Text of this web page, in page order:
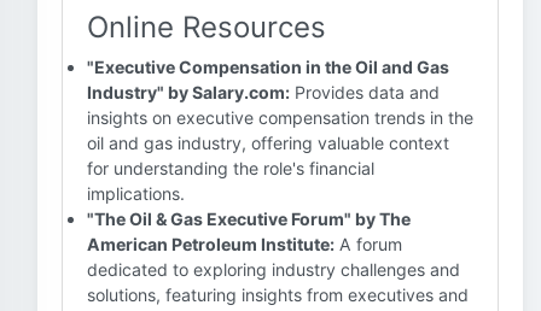
Online Resources
"Executive Compensation in the Oil and Gas
Industry" by Salary.com: Provides data and
insights on executive compensation trends in the
oil and gas industry, offering valuable context
for understanding the role's financial
implications.
"The Oil & Gas Executive Forum" by The
American Petroleum Institute: A forum
dedicated to exploring industry challenges and
solutions, featuring insights from executives and